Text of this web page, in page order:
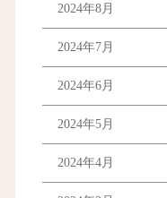
2024年8月
2024年7月
2024年6月
2024年5月
2024年4月